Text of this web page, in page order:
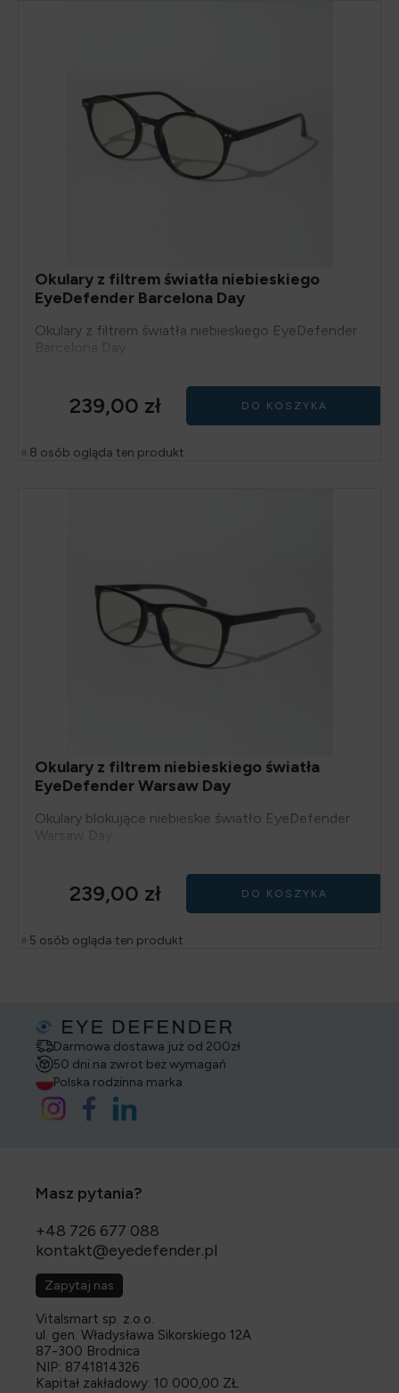
Okulary z filtrem światła niebieskiego
EyeDefender Barcelona Day
Okulary z filtrem światła niebieskiego EyeDefender
239,00 zł DO KOSZYKA
8 osób ogląda ten produkt
Okulary z filtrem niebieskiego światła
EyeDefender Warsaw Day
Okulary blokujące niebieskie światło EyeDefender
239,00 zł DO KOSZYKA
5 osób ogląda ten produkt
Darmowa dostawa już od 200zł
50 dni na zwrot bez wymagań
Polska rodzinna marka
Masz pytania?
+48 726 677 088
kontakt@eyedefender.pl
Zapytaj nas
Vitalsmart sp. z.o.o.
ul. gen. Władysława Sikorskiego 12A
87-300 Brodnica
NIP: 8741814326
Kapitał zakładowy: 10 000,00 ZŁ